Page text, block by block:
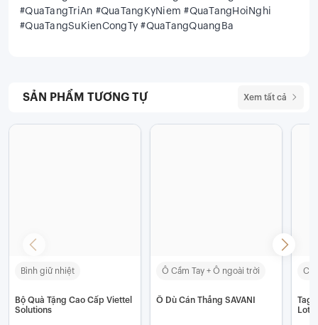
#QuaTangTriAn #QuaTangKyNiem #QuaTangHoiNghi
#QuaTangSuKienCongTy #QuaTangQuangBa
SẢN PHẨM TƯƠNG TỰ Xem tất cả
Bình giữ nhiệt
Bộ Quà Tặng Cao Cấp Viettel
Solutions
Ô Cầm Tay + Ô ngoài trời
Ô Dù Cán Thẳng SAVANI
Tag